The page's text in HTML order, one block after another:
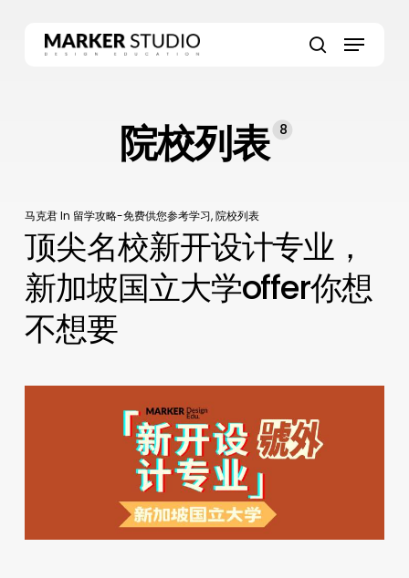
Menu
院校列表 8
马克君In 留学攻略-免费供您参考学习,院校列表
顶尖名校新开设计专业，
新加坡国立大学offer你想
不想要